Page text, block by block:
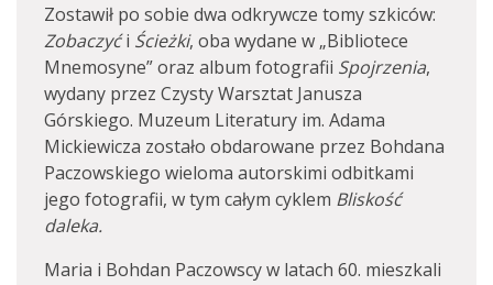
Zostawił po sobie dwa odkrywcze tomy szkiców:
Zobaczyći Ścieżki, oba wydane w „Bibliotece
Mnemosyne” oraz album fotografii Spojrzenia,
wydany przez Czysty Warsztat Janusza
Górskiego. Muzeum Literatury im. Adama
Mickiewicza zostało obdarowane przez Bohdana
Paczowskiego wieloma autorskimi odbitkami
jego fotografii, w tym całym cyklem Bliskość
daleka.
Maria i Bohdan Paczowscy w latach 60. mieszkali